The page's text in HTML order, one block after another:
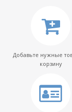
Добавьте нужные
корзину